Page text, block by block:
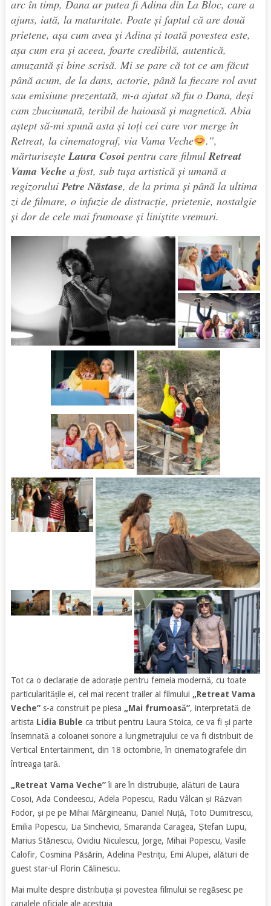
arc în timp, Dana ar putea fi Adina din La Bloc, care a
ajuns, iată, la maturitate. Poate și faptul că are două
prietene, așa cum avea și Adina și toată povestea este,
așa cum era și aceea, foarte credibilă, autentică,
amuzantă și bine scrisă. Mi se pare că tot ce am făcut
până acum, de la dans, actorie, până la fiecare rol avut
sau emisiune prezentată, m-a ajutat să fiu o Dana, deși
cam zbuciumată, teribil de haioasă și magnetică. Abia
aștept să-mi spună asta și toți cei care vor merge în
Retreat, la cinematograf, via Vama Veche
.”,
mărturiseșteLaura Cosoipentru care filmulRetreat
Vama Veche a fost, sub tușa artistică și umană a
regizoruluiPetre Năstase, de la prima și până la ultima
zi de filmare, o infuzie de distracție, prietenie, nostalgie
și dor de cele mai frumoase și liniștite vremuri.
Tot ca o declarație de adorație pentru femeia modernă, cu toate
particularitățile ei, cel mai recent trailer al filmului „Retreat Vama
Veche”s-a construit pe piesa „Mai frumoasă”, interpretată de
artista Lidia Buble ca tribut pentru Laura Stoica, ce va fi și parte
însemnată a coloanei sonore a lungmetrajului ce va fi distribuit de
Vertical Entertainment, din 18 octombrie, în cinematografele din
întreaga țară.
„Retreat Vama Veche”îi are în distrubuție, alături de Laura
Cosoi, Ada Condeescu, Adela Popescu, Radu Vâlcan și Răzvan
Fodor, și pe pe Mihai Mărgineanu, Daniel Nuță, Toto Dumitrescu,
Emilia Popescu, Lia Sinchevici, Smaranda Caragea, Ștefan Lupu,
Marius Stănescu, Ovidiu Niculescu, Jorge, Mihai Popescu, Vasile
Calofir, Cosmina Păsărin, Adelina Pestrițu, Emi Alupei, alături de
guest star-ul Florin Călinescu.
Mai multe despre distribuția și povestea filmului se regăsesc pe
canalele oficiale ale acestuia